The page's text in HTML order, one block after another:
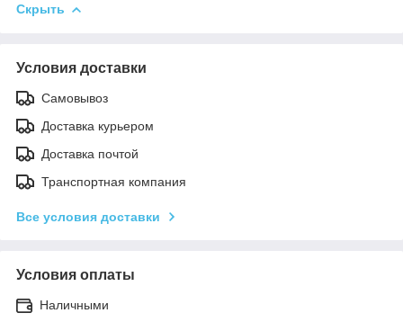
Скрыть
Условия доставки
Самовывоз
Доставка курьером
Доставка почтой
Транспортная компания
Все условия доставки
Условия оплаты
Наличными